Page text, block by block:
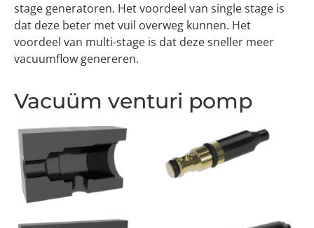
stage generatoren. Het voordeel van single stage is
dat deze beter met vuil overweg kunnen. Het
voordeel van multi-stage is dat deze sneller meer
vacuumflow genereren.
Vacuüm venturi pomp